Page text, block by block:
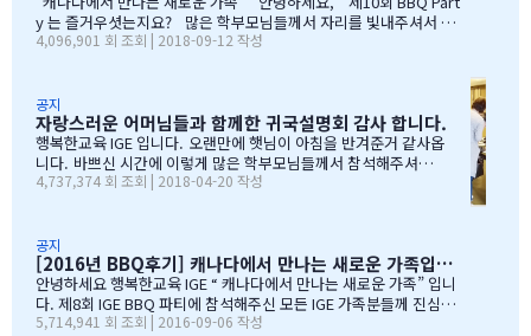
y 는 즐거우셧는지요? 많은 학부모님들께서 자리를 빛내주셔서 너
무 감사합니다. 오전에 비가 와서 많이 걱정을 하엿지만, 다행이도
무 감사하엿지요. (아마 작년에 참석하셧던 학부모님들은 아주 아주
잘 아셧을것입니다 ^^). 매년 여름의 BBQ 파티는 WELCOME TO C
ANADA & WELCOME TO IGE 의미를 두고 있습니다. Q & A 에서 I
GE 의 Motto 에 대해서, 언급드린봐와 같이, 행사 준비에 음식준비
그리고 상품 물건을 구입하면서, 필요하신 생필품(?)이 무엇인지? 고
4,096,901 회 조회 | 2018-09-12 작성
공지
자랑스러운 어머님들과 함께한 귀국설명회 감사 합니다.
행복한교육 IGE 입니다. 오랜만에 햇님이 아침을 반겨준거 같사옵
니다. 바쁘신 시간에 이렇게 많은 학부모님들께서 참석해주셔서
자리를 빛내주셔서 진심으로 감사 또 감사드립니다. 멀리서 남아
rean 어머님들은 준비성은 최고 인걸 다시 느끼게된 하루엿습니
다. 유학맘이야기에 댓글이 27 이였지만, 참석해주시는 학부모
님들은 50분이 넘으셔서, 처음 오픈닝때 당황스러웠지만요~~ 바
쁘신 와중에 참석해주신 [TD은행,오경호부동산,웨스트캐나다종
합보험,캐나다쉬핑(코쉽해운),한인모터스]VERY 감사드리며, 언제
4,737,374 회 조회 | 2018-04-20 작성
공지
[2016년 BBQ후기] 캐나다에서 만나는 새로운 가족입니다
안녕하세요 행복한교육 IGE “ 캐나다에서 만나는 새로운 가족” 입니
다. 제8회 IGE BBQ 파티에 참석해주신 모든 IGE 가족분들께 진심으
로 감사드립니다. 오전에 비가 와서 걱정 또 걱정을 하였지만, 어느
5,714,941 회 조회 | 2016-09-06 작성